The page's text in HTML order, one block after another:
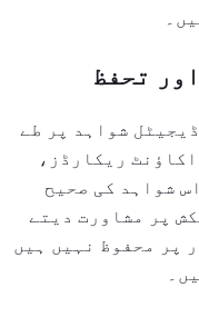
تحفظ
شواہد پر طے
ریکارڈز،
شواہد کی صحیح
پر مشاورت دیتے
پر محفوظ نہیں ہیں